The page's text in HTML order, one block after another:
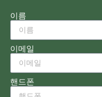
이름
이메일
핸드폰